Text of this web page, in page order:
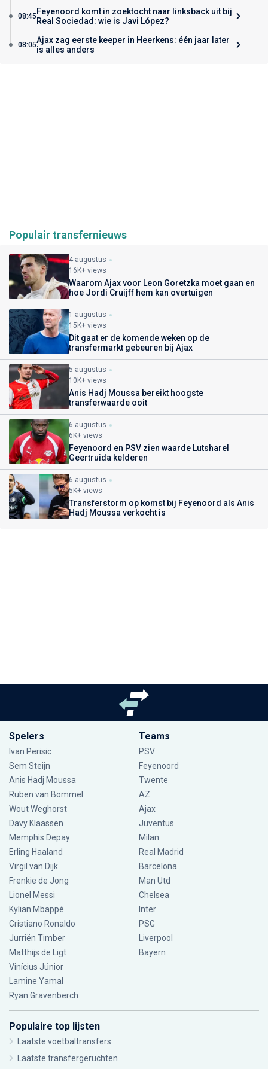
08:45 Feyenoord komt in zoektocht naar linksback uit bij
Real Sociedad: wie is Javi López?
08:05Ajax zag eerste keeper in Heerkens: één jaar later
is alles anders
Populair transfernieuws
4 augustus
16K+ views
Waarom Ajax voor Leon Goretzka moet gaan en
hoe Jordi Cruijff hem kan overtuigen
1 augustus
15K+ views
Dit gaat er de komende weken op de
transfermarkt gebeuren bij Ajax
5 augustus
10K+ views
Anis Hadj Moussa bereikt hoogste
transferwaarde ooit
6 augustus
6K+ views
Feyenoord en PSV zien waarde Lutsharel
Geertruida kelderen
6 augustus
5K+ views
Transferstorm op komst bij Feyenoord als Anis
Hadj Moussa verkocht is
Spelers
Ivan Perisic
Sem Steijn
Anis Hadj Moussa
Ruben van Bommel
Wout Weghorst
Davy Klaassen
Memphis Depay
Erling Haaland
Virgil van Dijk
Frenkie de Jong
Lionel Messi
Kylian Mbappé
Cristiano Ronaldo
Jurriën Timber
Matthijs de Ligt
Vinícius Júnior
Lamine Yamal
Ryan Gravenberch
Teams
PSV
Feyenoord
Twente
AZ
Ajax
Juventus
Milan
Real Madrid
Barcelona
Man Utd
Chelsea
Inter
PSG
Liverpool
Bayern
Populaire top lijsten
Laatste voetbaltransfers
Laatste transfergeruchten